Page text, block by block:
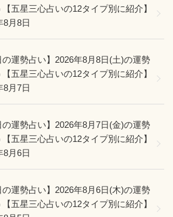
【五星三心占いの12タイプ別に紹介】
8月8日
の運勢占い】2026年8月8日(土)の運勢
【五星三心占いの12タイプ別に紹介】
8月7日
の運勢占い】2026年8月7日(金)の運勢
【五星三心占いの12タイプ別に紹介】
8月6日
の運勢占い】2026年8月6日(木)の運勢
【五星三心占いの12タイプ別に紹介】